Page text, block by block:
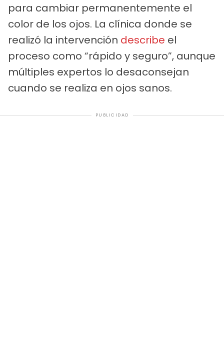
para cambiar permanentemente el
color de los ojos. La clínica donde se
realizó la intervención describe el
proceso como “rápido y seguro”, aunque
múltiples expertos lo desaconsejan
cuando se realiza en ojos sanos.
PUBLICIDAD